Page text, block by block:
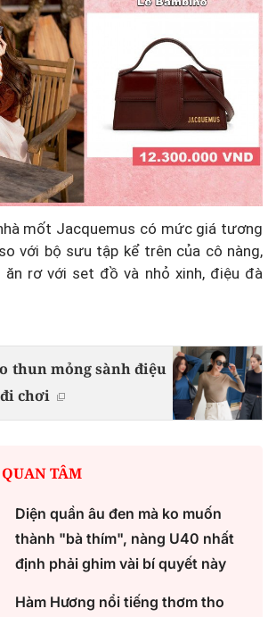
mốt Jacquemus có mức giá tương
với bộ sưu tập kể trên của cô nàng,
ăn rơ với set đồ và nhỏ xinh, điệu đà
thun mỏng sành điệu
chơi
TÂM
Diện quần âu đen mà ko muốn
thành "bà thím", nàng U40 nhất
định phải ghim vài bí quyết này
Hàm Hương nổi tiếng thơm tho